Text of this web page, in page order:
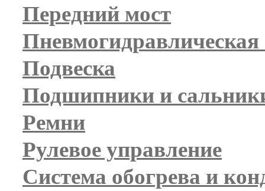
Передний мост
Пневмогидравлическая
Подвеска
Подшипники и
Ремни
Рулевое управление
Система обогрева и